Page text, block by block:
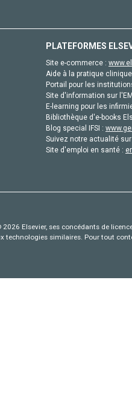
PLATEFORMES
Site e-commerce :
Aide à la pratique
Portail pour les
Site d'information sur
E-learning pour les
Bibliothèque d'e-books
Blog special IFSI :
Suivez notre actualité
Site d'emploi en santé :
Elsevier, ses concédants de
technologies similaires. Pour tout